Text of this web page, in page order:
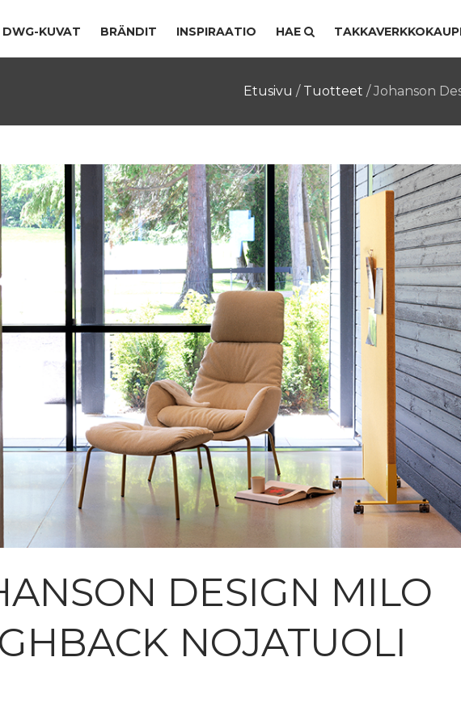
DWG-KUVAT BRÄNDIT INSPIRAATIO HAE
Etusivu / Tuotteet /Johanson
DESIGN MILO
NOJATUOLI